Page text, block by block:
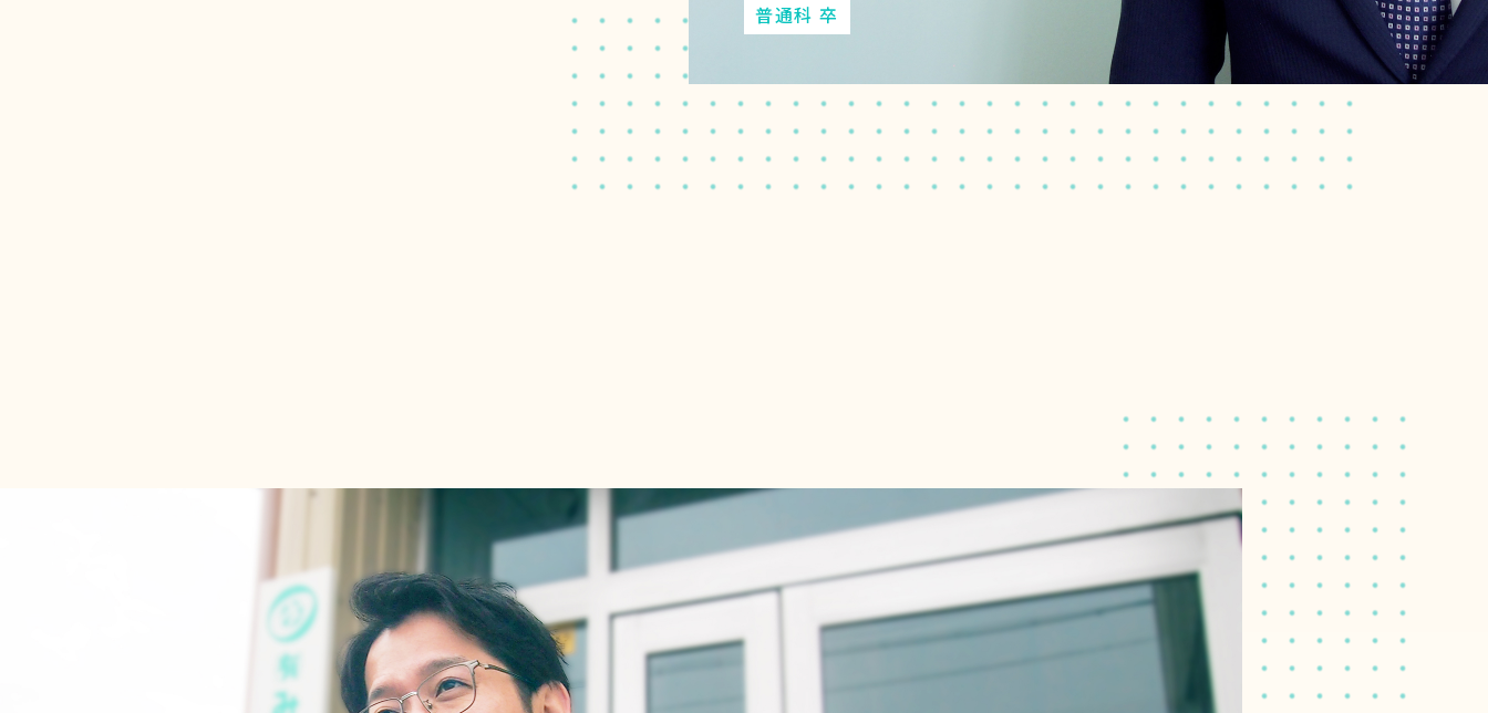
普通科 卒